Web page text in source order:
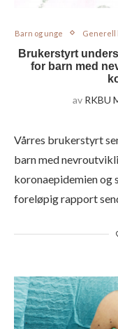
Barn og unge Generell
Brukerstyrt
for barn med
av RKBU
Vårres brukerstyrt
barn med
koronaepidemien og
foreløpig rapport